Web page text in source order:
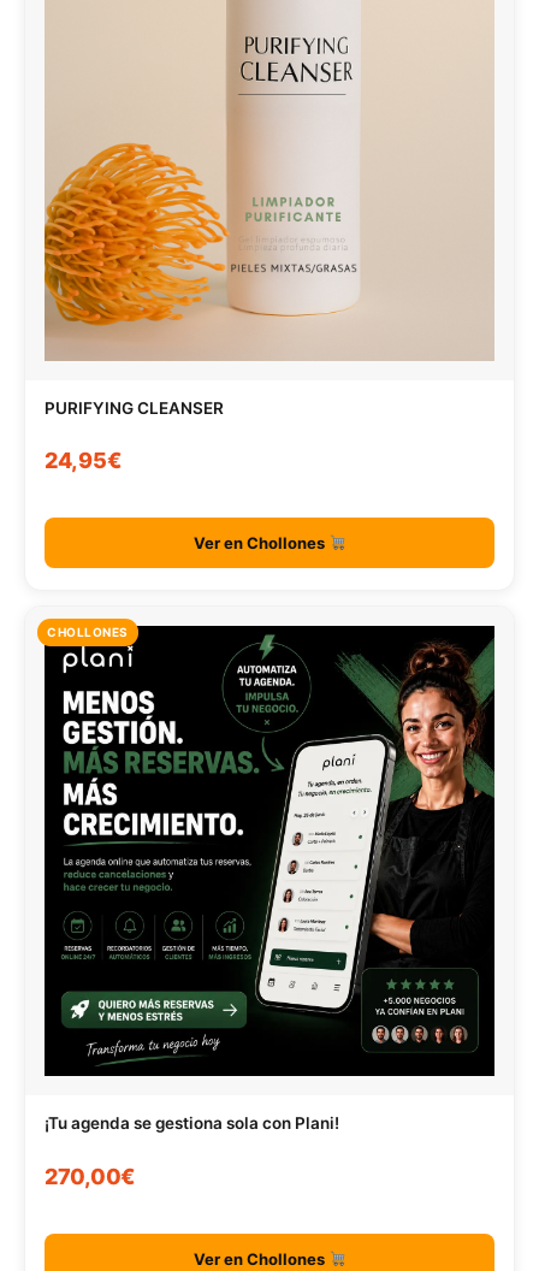
PURIFYING CLEANSER
24,95€
Ver en Chollones
CHOLLONES
¡Tu agenda se gestiona sola con Plani!
270,00€
Ver en Chollones